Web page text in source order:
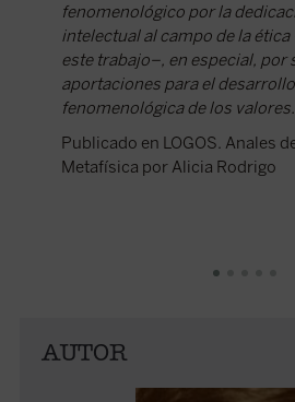
fenomenológico por la
intelectual al campo de la
este trabajo–, en especial, por
aportaciones para el
fenomenológica de los valores.
Publicado en LOGOS. Anales
Metafísica por Alicia Rodrigo
AUTOR